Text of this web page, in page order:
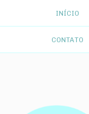
INÍCIO
CONTATO